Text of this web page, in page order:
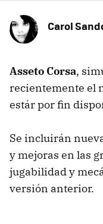
Carol
Asseto Corsa,
recientemente el
estár por fin
Se incluirán
y mejoras en las
jugabilidad y
versión anterior.